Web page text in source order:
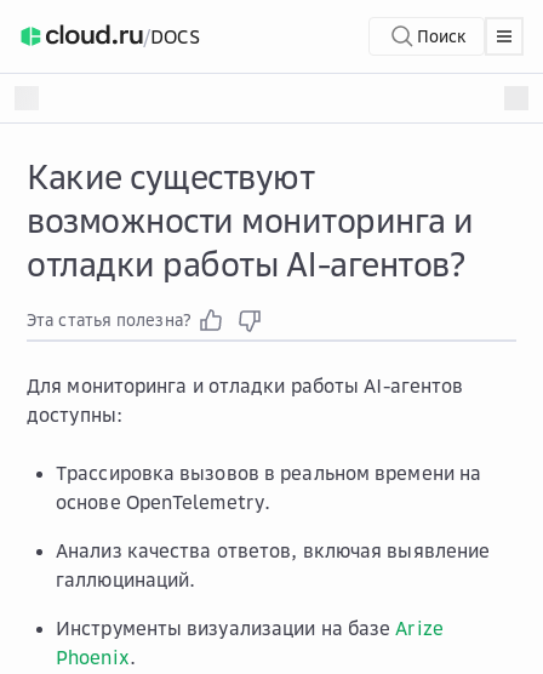
/DOCS Поиск
Какие существуют
возможности мониторинга и
отладки работы AI-агентов?
Эта статья полезна?
Для мониторинга и отладки работы AI-агентов
доступны:
Трассировка вызовов в реальном времени на
основе OpenTelemetry.
Анализ качества ответов, включая выявление
галлюцинаций.
Инструменты визуализации на базеArize
Phoenix.